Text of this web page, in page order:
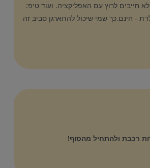
חייבים לרוץ עם האפליקציה. ועוד טיפ:
- חינם.כך שמי שיכול להתארגן סביב זה
רכבת ולהתחיל מהסוף!